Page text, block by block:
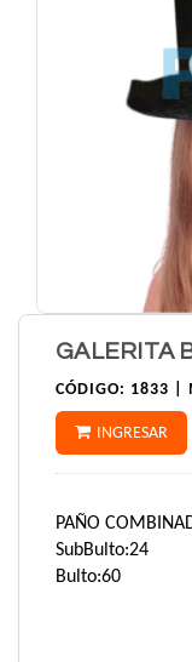
GALERITA
CÓDIGO: 1833 |
INGRESAR
PAÑO
SubBulto:24
Bulto:60